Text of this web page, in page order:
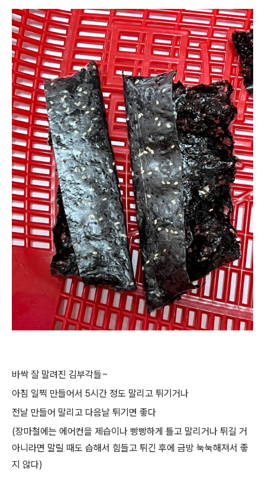
바싹 잘 말려진 김부각들~
아침 일찍 만들어서 5시간 정도 말리고 튀기거나
전날 만들어 말리고 다음날 튀기면 좋다
(장마철에는 에어컨을 제습이나 빵빵하게 틀고 말리거나 튀길 거
아니라면 말릴 때도 습해서 힘들고 튀긴 후에 금방 눅눅해져서 좋
지 않다)